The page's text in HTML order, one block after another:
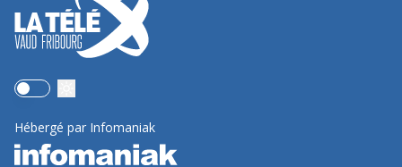
Use setting
Hébergé par Infomaniak